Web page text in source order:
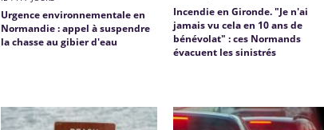
Urgence environnementale en
Normandie : appel à suspendre
la chasse au gibier d'eau
Incendie en Gironde. "Je n'ai
jamais vu cela en 10 ans de
bénévolat" : ces Normands
évacuent les sinistrés